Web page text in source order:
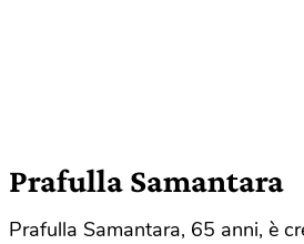
Prafulla Samantara
Prafulla Samantara, 65 anni, è